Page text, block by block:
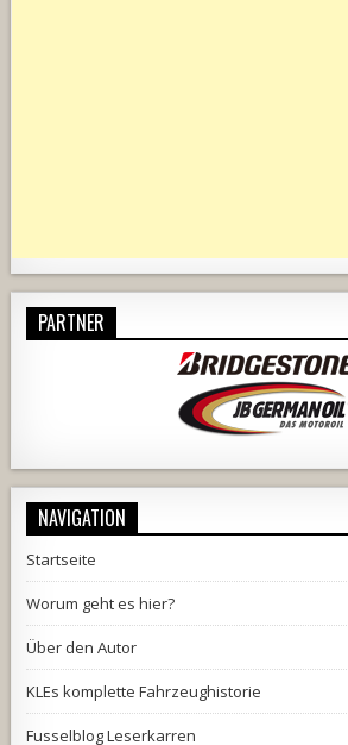
PARTNER
NAVIGATION
Startseite
Worum geht es hier?
Über den Autor
KLEs komplette Fahrzeughistorie
Fusselblog Leserkarren